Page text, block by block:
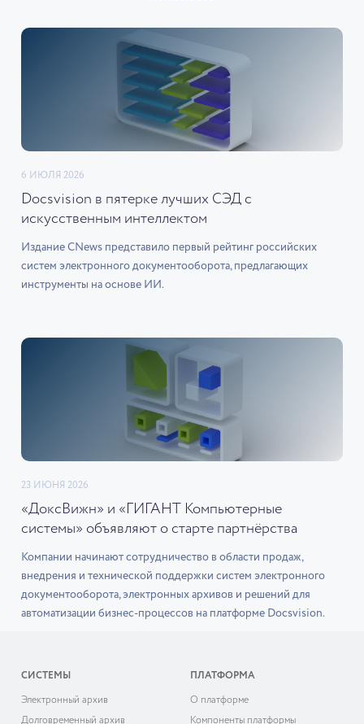
6 ИЮЛЯ 2026
Docsvision в пятерке лучших СЭД с
искусственным интеллектом
Издание CNews представило первый рейтинг российских
систем электронного документооборота, предлагающих
инструменты на основе ИИ.
23 ИЮНЯ 2026
«ДоксВижн» и «ГИГАНТ Компьютерные
системы» объявляют о старте партнёрства
Компании начинают сотрудничество в области продаж,
внедрения и технической поддержки систем электронного
документооборота, электронных архивов и решений для
автоматизации бизнес-процессов на платформе Docsvision.
СИСТЕМЫ
Электронный архив
Долговременный архив
ПЛАТФОРМА
О платформе
Компоненты платформы